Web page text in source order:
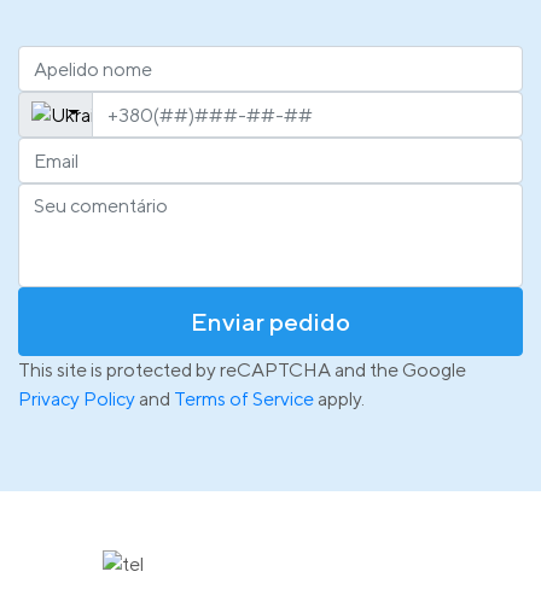
Enviar pedido
This site is protected by reCAPTCHA and the Google
Privacy Policy and Terms of Service apply.